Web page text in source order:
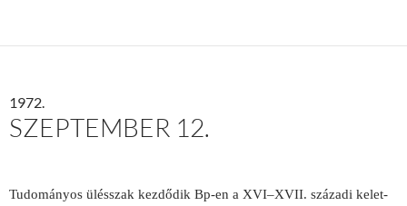
1972.
SZEPTEMBER 12.
Tudomá­nyos ülésszak kezdődik Bp-en a XVI–­XVII. századi kelet-